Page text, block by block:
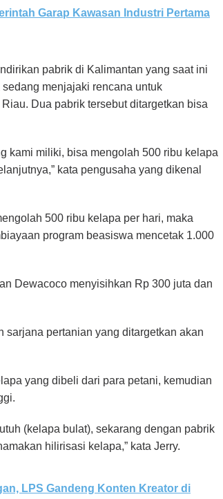
Garap Kawasan Industri Pertama
pabrik di Kalimantan yang saat ini
menjajaki rencana untuk
Dua pabrik tersebut ditargetkan bisa
kami miliki, bisa mengolah 500 ribu kelapa
kata pengusaha yang dikenal
500 ribu kelapa per hari, maka
program beasiswa mencetak 1.000
Dewacoco menyisihkan Rp 300 juta dan
sarjana pertanian yang ditargetkan akan
yang dibeli dari para petani, kemudian
(kelapa bulat), sekarang dengan pabrik
hilirisasi kelapa,” kata Jerry.
LPS Gandeng Konten Kreator di